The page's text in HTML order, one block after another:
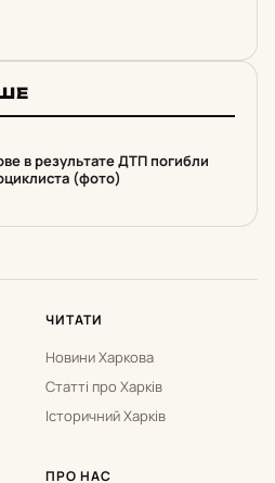
в результате ДТП погибли
(фото)
ЧИТАТИ
Новини Харкова
Статті про Харків
Історичний Харків
ПРО НАС